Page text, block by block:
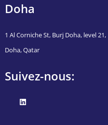
Doha
1 Al Corniche St, Burj Doha, level 21,
Doha, Qatar
Suivez-nous: